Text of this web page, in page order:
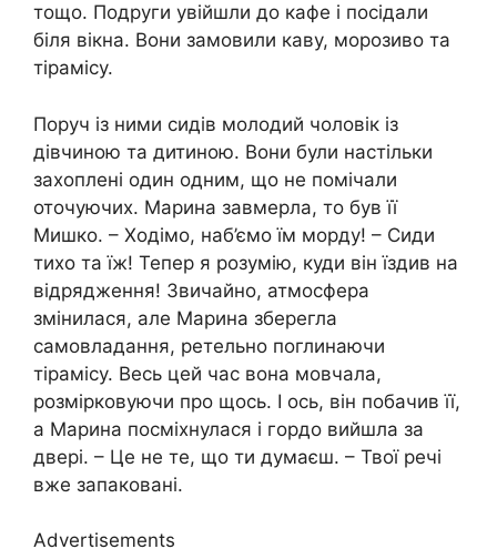
тощо. Подруги увійшли до кафе і посідали
біля вікна. Вони замовили каву, морозиво та
тірамісу.
Поруч із ними сидів молодий чоловік із
дівчиною та дитиною. Вони були настільки
захоплені один одним, що не помічали
оточуючих. Марина завмерла, то був її
Мишко. – Ходімо, наб’ємо їм морду! – Сиди
тихо та їж! Тепер я розумію, куди він їздив на
відрядження! Звичайно, атмосфера
змінилася, але Марина зберегла
самовладання, ретельно поглинаючи
тірамісу. Весь цей час вона мовчала,
розмірковуючи про щось. І ось, він побачив її,
а Марина посміхнулася і гордо вийшла за
двері. – Це не те, що ти думаєш. – Твої речі
вже запаковані.
Advertisements